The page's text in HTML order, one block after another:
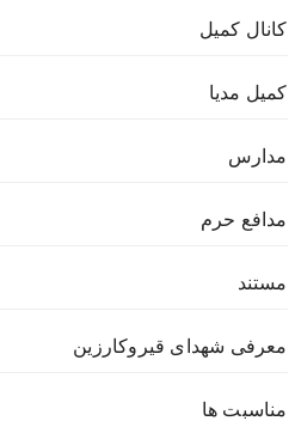
کانال کمیل
کمیل مدیا
مدارس
مدافع حرم
مستند
معرفی شهدای قیروکارزین
مناسبت ها